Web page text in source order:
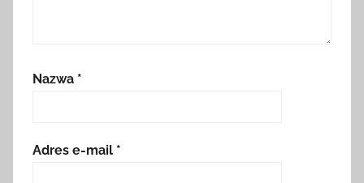
Nazwa *
Adres e-mail *